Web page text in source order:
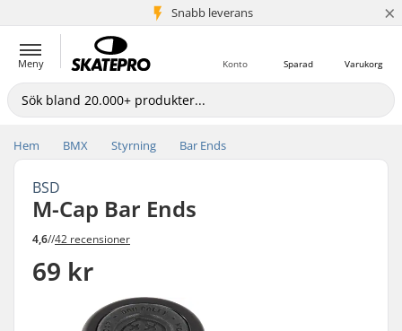
Snabb leverans
5+ milj. kunder ×
Meny Varukorg
Sparad
Konto
Hem BMX Styrning Bar Ends
BSD
M-Cap Bar Ends
4,6//42 recensioner
69 kr